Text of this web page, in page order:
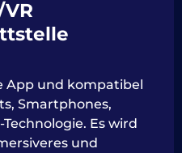
App und kompatibel
Smartphones,
Es wird
und